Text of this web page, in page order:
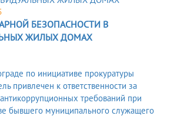
БЕЗОПАСНОСТИ В
ЖИЛЫХ ДОМАХ